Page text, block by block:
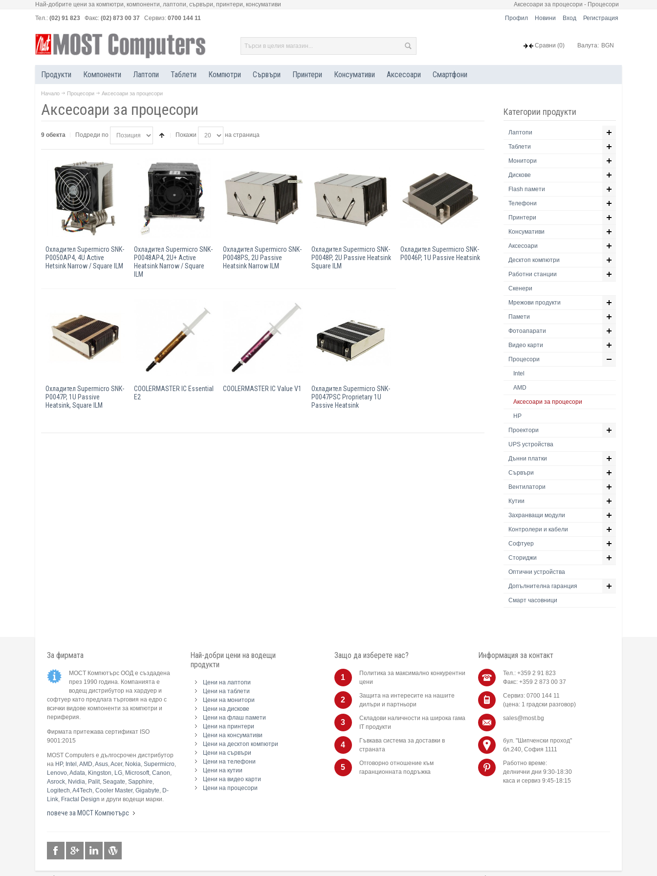
Най-добрите цени за компютри, компоненти, лаптопи, сървъри, принтери, консумативи
Аксесоари за процесори - Процесори
Тел.: (02) 91 823 Факс: (02) 873 00 37 Сервиз: 0700 144 11 Профил Новини Вход Регистрация
Валута: BGN
Сравни (0)
Продукти Компоненти Лаптопи Таблети Компютри Сървъри Принтери Консумативи Аксесоари Смартфони
Начало Процесори Аксесоари за процесори
Аксесоари за процесори
9 обекта Подреди по Покажи на страница
Охладител Supermicro SNK-
P0050AP4, 4U Active
Hetsink Narrow / Square ILM
Охладител Supermicro SNK-
P0048AP4, 2U+ Active
Heatsink Narrow / Square
ILM
Охладител Supermicro SNK-
P0048PS, 2U Passive
Heatsink Narrow ILM
Охладител Supermicro SNK-
P0048P, 2U Passive Heatsink
Square ILM
Охладител Supermicro SNK-
P0046P, 1U Passive Heatsink
Охладител Supermicro SNK-
P0047P, 1U Passive
Heatsink, Square ILM
COOLERMASTER IC Essential
E2
COOLERMASTER IC Value V1
Охладител Supermicro SNK-
P0047PSC Proprietary 1U
Passive Heatsink
Категории продукти
Лаптопи
Таблети
Монитори
Дискове
Flash памети
Телефони
Принтери
Консумативи
Аксесоари
Десктоп компютри
Работни станции
Скенери
Мрежови продукти
Памети
Фотоапарати
Видео карти
Процесори
Intel
AMD
Аксесоари за процесори
HP
Проектори
UPS устройства
Дънни платки
Сървъри
Вентилатори
Кутии
Захранващи модули
Контролери и кабели
Софтуер
Сториджи
Оптични устройства
Допълнителна гаранция
Смарт часовници
За фирмата
МОСТ Компютърс ООД е създадена
през 1990 година. Компанията е
водещ дистрибутор на хардуер и
софтуер като предлага търговия на едро с
всички видове компоненти за компютри и
периферия.
Фирмата притежава сертификат ISO
9001:2015
MOST Computers е дългосрочен дистрибутор
на HP, Intel ,AMD,Asus,Acer, Nokia, Supermicro,
Lenovo,Adata, Kingston, LG, Microsoft, Canon,
Asrock, Nvidia, Palit, Seagate, Sapphire,
Logitech,A4Tech, Cooler Master, Gigabyte, D-
Link, Fractal Design и други водещи марки.
повече за МОСТ Компютърс
Най-добри цени на водещи
продукти
Цени на лаптопи
Цени на таблети
Цени на монитори
Цени на дискове
Цени на флаш памети
Цени на принтери
Цени на консумативи
Цени на десктоп компютри
Цени на сървъри
Цени на телефони
Цени на кутии
Цени на видео карти
Цени на процесори
Защо да изберете нас?
1
Политика за максимално конкурентни
цени
2
Защита на интересите на нашите
дилъри и партньори
3
Складови наличности на широка гама
IT продукти
4
Гъвкава система за доставки в
страната
5
Отговорно отношение към
гаранционната подръжка
Информация за контакт
Тел.: +359 2 91 823
Факс: +359 2 873 00 37
Сервиз: 0700 144 11
(цена: 1 градски разговор)
sales@most.bg
бул. "Шипченски проход"
бл.240, София 1111
Работно време:
делнични дни 9:30-18:30
каса и сервиз 9:45-18:15